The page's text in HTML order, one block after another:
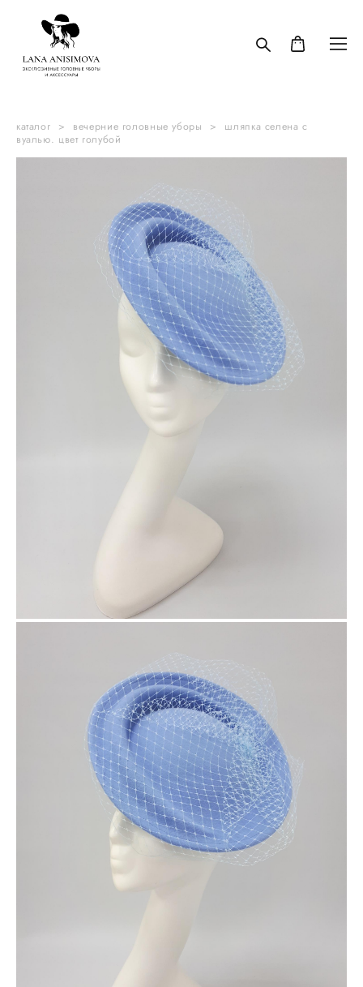
каталог > вечерние головные уборы >
шляпка селена с
вуалью. цвет голубой